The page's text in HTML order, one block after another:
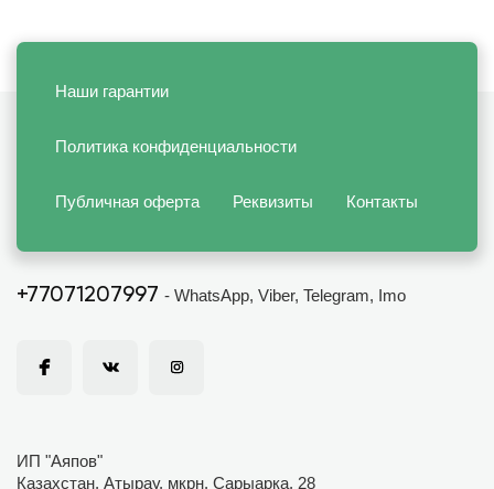
Наши гарантии
Политика конфиденциальности
Публичная оферта Реквизиты Контакты
+77071207997 - WhatsApp, Viber, Telegram, Imo
ИП "Аяпов"
Казахстан, Атырау, мкрн. Сарыарка, 28